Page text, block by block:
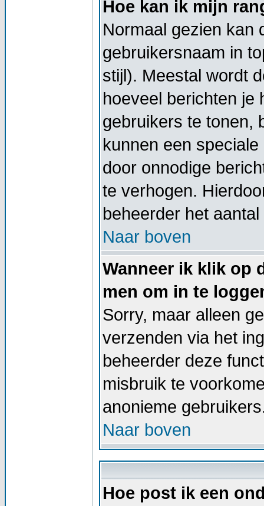
Hoe kan ik mijn
Normaal gezien kan
gebruikersnaam in
stijl). Meestal wordt
hoeveel berichten je
gebruikers te tonen,
kunnen een
door onnodige
te verhogen.
beheerder het
Naar boven
Wanneer ik klik op
men om in te
Sorry, maar alleen
verzenden via het
beheerder deze
misbruik te
anonieme
Naar boven
Hoe post ik een